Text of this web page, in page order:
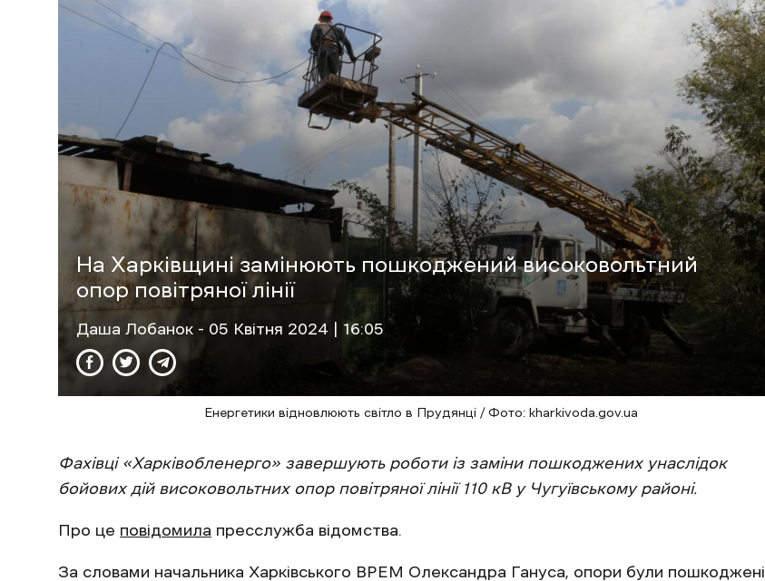
На Харківщині замінюють пошкоджений високовольтний
опор повітряної лінії
Даша Лобанок - 05 Квітня 2024 | 16:05
Енергетики відновлюють світло в Прудянці / Фото: kharkivoda.gov.ua
Фахівці «Харківобленерго» завершують роботи із заміни пошкоджених унаслідок
бойових дій високовольтних опор повітряної лінії 110 кВ у Чугуївському районі.
Про це повідомила пресслужба відомства.
За словами начальника Харківського ВРЕМ Олександра Гануса, опори були пошкоджені